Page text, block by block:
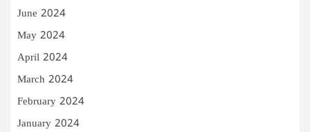
June 2024
May 2024
April 2024
March 2024
February 2024
January 2024